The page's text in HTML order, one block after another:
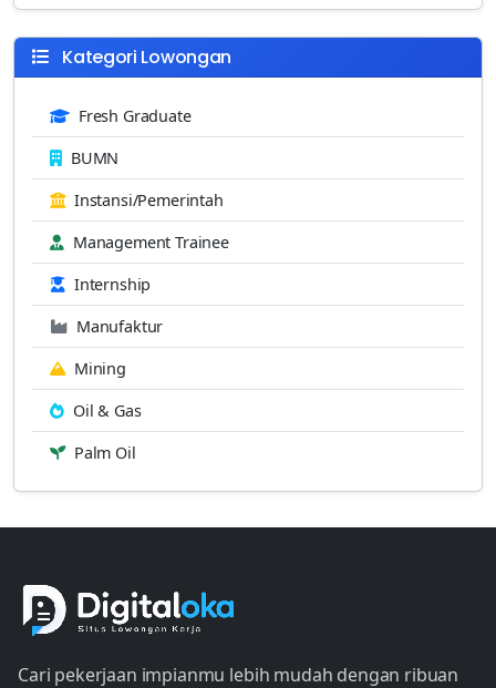
Kategori Lowongan
Fresh Graduate
BUMN
Instansi/Pemerintah
Management Trainee
Internship
Manufaktur
Mining
Oil & Gas
Palm Oil
Cari pekerjaan impianmu lebih mudah dengan ribuan